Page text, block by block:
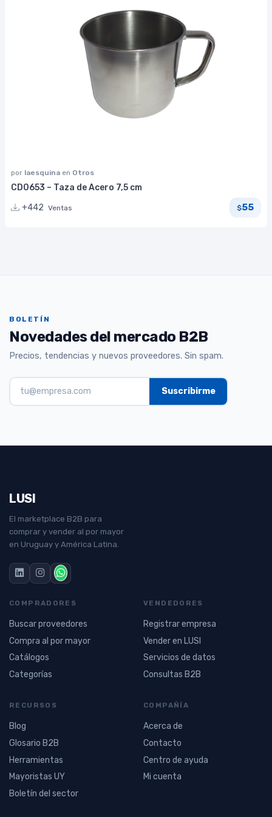
por laesquina en Otros
CD0653 – Taza de Acero 7,5 cm
+442 Ventas $55
BOLETÍN
Novedades del mercado B2B
Precios, tendencias y nuevos proveedores. Sin spam.
LUSI
El marketplace B2B para
comprar y vender al por mayor
en Uruguay y América Latina.
COMPRADORES
Buscar proveedores
Compra al por mayor
Catálogos
Categorías
VENDEDORES
Registrar empresa
Vender en LUSI
Servicios de datos
Consultas B2B
RECURSOS
Blog
Glosario B2B
Herramientas
Mayoristas UY
Boletín del sector
COMPAÑÍA
Acerca de
Contacto
Centro de ayuda
Mi cuenta